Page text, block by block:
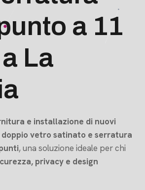
a 11
La
e installazione di nuovi
doppio vetro satinato e serratura
, una soluzione ideale per chi
privacy e design